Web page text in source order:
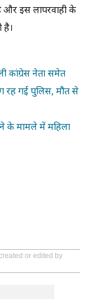
और इस लापरवाही के
है।
कांग्रेस नेता समेत
रह गई पुलिस, मौत से
के मामले में महिला
or edited by